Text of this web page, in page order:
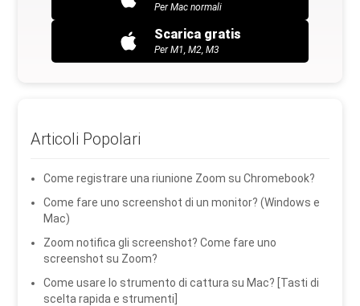
Per Mac normali
Scarica gratis
Per M1, M2, M3
Articoli Popolari
Come registrare una riunione Zoom su Chromebook?
Come fare uno screenshot di un monitor? (Windows e
Mac)
Zoom notifica gli screenshot? Come fare uno
screenshot su Zoom?
Come usare lo strumento di cattura su Mac? [Tasti di
scelta rapida e strumenti]